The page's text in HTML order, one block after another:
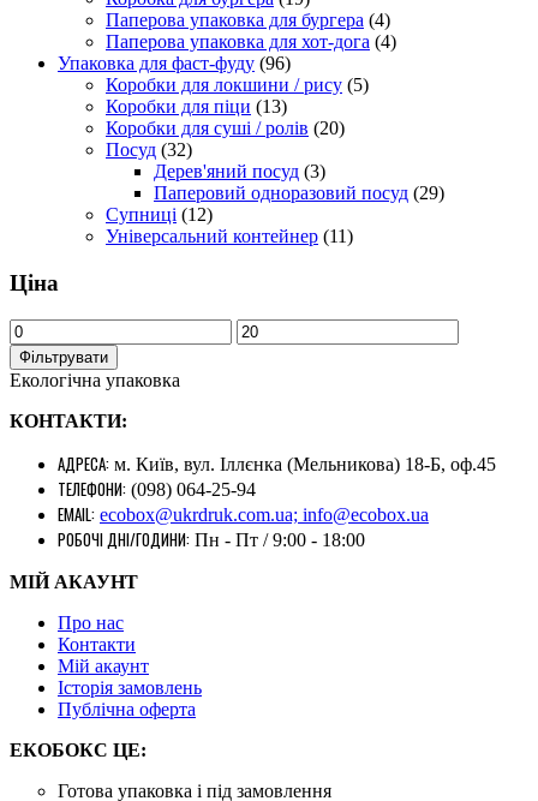
Паперова упаковка для бургера (4)
Паперова упаковка для хот-дога (4)
Упаковка для фаст-фуду (96)
Коробки для локшини / рису (5)
Коробки для піци (13)
Коробки для суші / ролів (20)
Посуд (32)
Дерев'яний посуд (3)
Паперовий одноразовий посуд (29)
Супниці (12)
Універсальний контейнер (11)
Ціна
Фільтрувати
Екологічна упаковка
КОНТАКТИ:
АДРЕСА: м. Київ, вул. Іллєнка (Мельникова) 18-Б, оф.45
ТЕЛЕФОНИ: (098) 064-25-94
EMAIL: ecobox@ukrdruk.com.ua; info@ecobox.ua
РОБОЧІ ДНІ/ГОДИНИ: Пн - Пт / 9:00 - 18:00
МІЙ АКАУНТ
Про нас
Контакти
Mій акаунт
Історія замовлень
Публічна оферта
ЕКОБОКС ЦЕ:
Готова упаковка і під замовлення